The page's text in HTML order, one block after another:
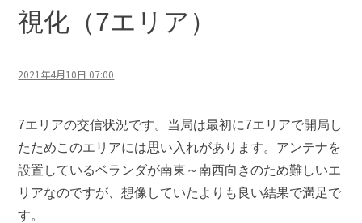
視化（7エリア）
2021年4月10日 07:00
7エリアの交信状況です。当局は最初に7エリアで開局し
たためこのエリアには思い入れがあります。アンテナを
設置しているベランダが南東～南西向きのため難しいエ
リアなのですが、想像していたよりも良い結果で満足で
す。